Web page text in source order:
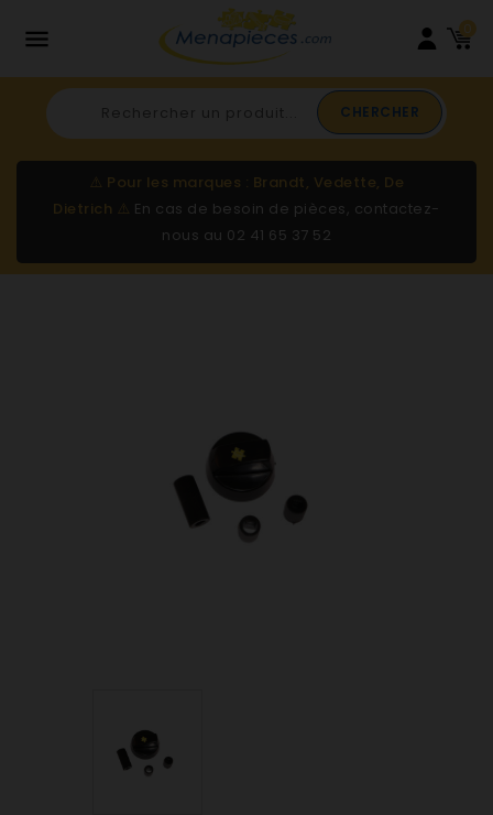
 0
CHERCHER
⚠️ Pour les marques : Brandt, Vedette, De
Dietrich ⚠️ En cas de besoin de pièces, contactez-
nous au 02 41 65 37 52